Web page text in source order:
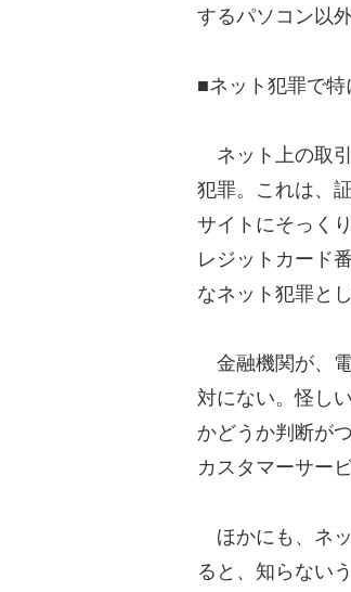
するパソコン以
■ネット犯罪で特
ネット上の取
犯罪。これは、
サイトにそっく
レジットカード
なネット犯罪と
金融機関が、
対にない。怪し
かどうか判断が
カスタマーサー
ほかにも、ネ
ると、知らない